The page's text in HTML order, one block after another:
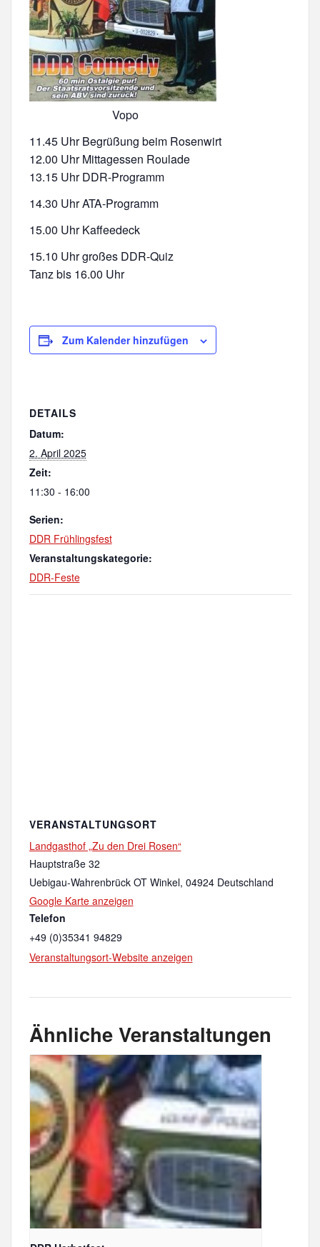
Vopo
11.45 Uhr Begrüßung beim Rosenwirt
12.00 Uhr Mittagessen Roulade
13.15 Uhr DDR-Programm
14.30 Uhr ATA-Programm
15.00 Uhr Kaffeedeck
15.10 Uhr großes DDR-Quiz
Tanz bis 16.00 Uhr
Zum Kalender hinzufügen
DETAILS
Datum:
2. April 2025
Zeit:
11:30 - 16:00
Serien:
DDR Frühlingsfest
Veranstaltungskategorie:
DDR-Feste
VERANSTALTUNGSORT
Landgasthof „Zu den Drei Rosen“
Hauptstraße 32
Uebigau-Wahrenbrück OT Winkel, 04924 Deutschland
Google Karte anzeigen
Telefon
+49 (0)35341 94829
Veranstaltungsort-Website anzeigen
Ähnliche Veranstaltungen